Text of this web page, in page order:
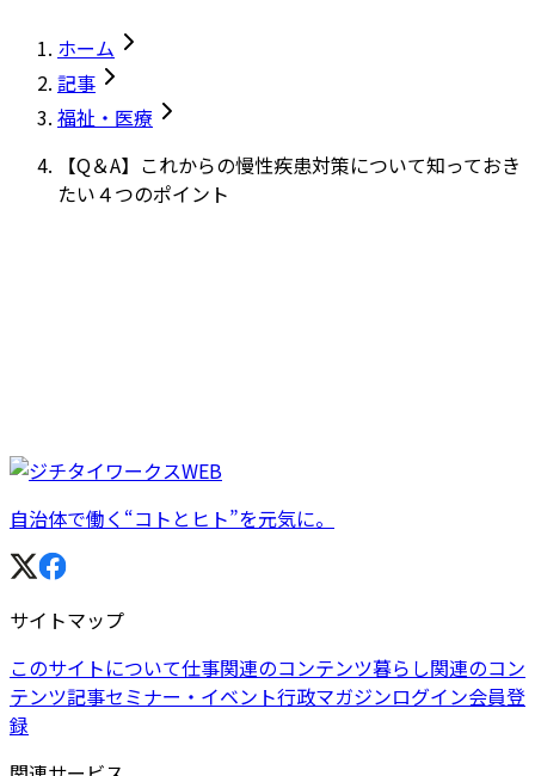
ホーム
記事
福祉・医療
【Q＆A】これからの慢性疾患対策について知っておき
たい４つのポイント
自治体で働く“コトとヒト”を元気に。
サイトマップ
このサイトについて仕事関連のコンテンツ暮らし関連のコン
テンツ記事セミナー・イベント行政マガジンログイン会員登
録